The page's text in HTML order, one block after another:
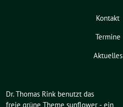
Kontakt
Termine
Aktuelles
Dr. Thomas Rink benutzt das
freie grüne Theme sunflower ‐ ein